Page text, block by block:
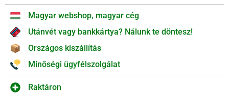
Magyar webshop, magyar cég
Utánvét vagy bankkártya? Nálunk te döntesz!
Országos kiszállítás
Minőségi ügyfélszolgálat
Raktáron